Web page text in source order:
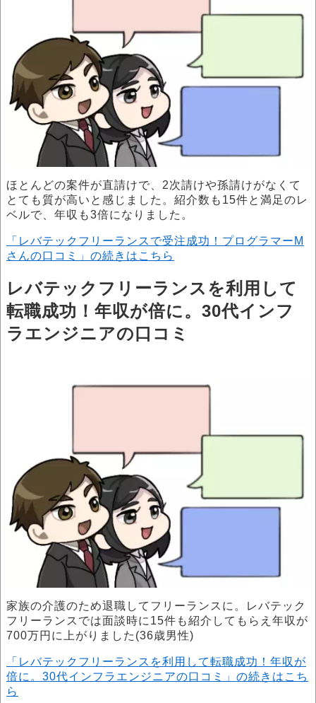
ほとんどの案件が直請けで、2次請けや孫請けがなくて
とても質が高いと感じました。紹介数も15件と満足のレ
ベルで、年収も3倍になりました。
「レバテックフリーランスで受注成功！プログラマーM
さんの口コミ」の続きはこちら
レバテックフリーランスを利用して
転職成功！年収が倍に。30代インフ
ラエンジニアの口コミ
家族の介護のため退職してフリーランスに。レバテック
フリーランスでは面談時に15件も紹介してもらえ年収が
700万円に上がりました(36歳男性)
「レバテックフリーランスを利用して転職成功！年収が
倍に。30代インフラエンジニアの口コミ」の続きはこち
ら